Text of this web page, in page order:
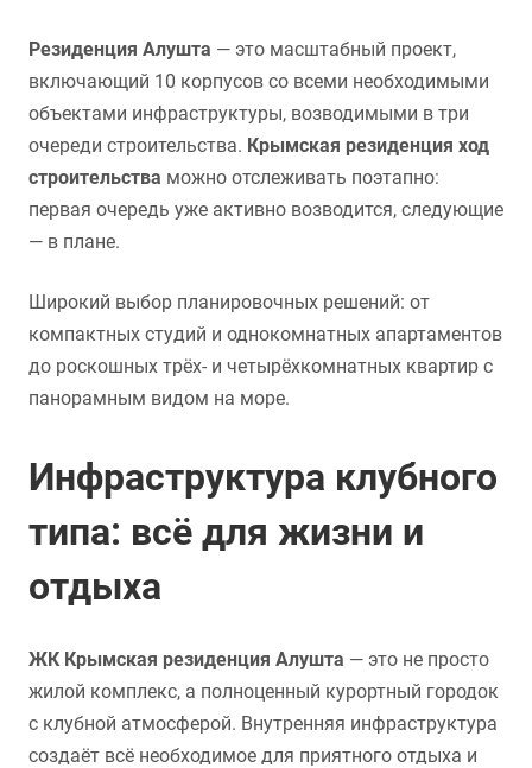
Резиденция Алушта — это масштабный проект,
включающий 10 корпусов со всеми необходимыми
объектами инфраструктуры, возводимыми в три
очереди строительства. Крымская резиденция ход
строительства можно отслеживать поэтапно:
первая очередь уже активно возводится, следующие
— в плане.
Широкий выбор планировочных решений: от
компактных студий и однокомнатных апартаментов
до роскошных трёх- и четырёхкомнатных квартир с
панорамным видом на море.
Инфраструктура клубного
типа: всё для жизни и
отдыха
ЖК Крымская резиденция Алушта — это не просто
жилой комплекс, а полноценный курортный городок
с клубной атмосферой. Внутренняя инфраструктура
создаёт всё необходимое для приятного отдыха и